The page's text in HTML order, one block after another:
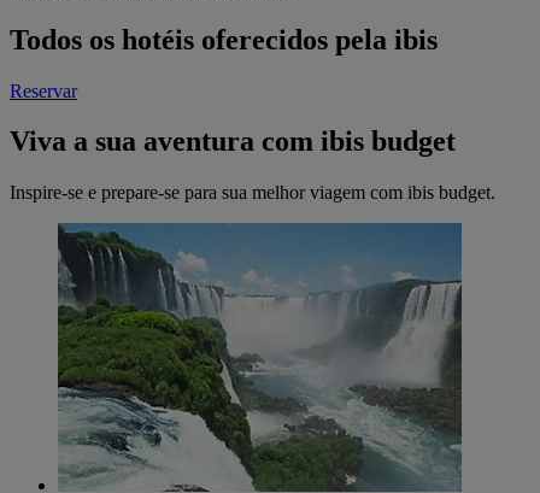
Todos os hotéis oferecidos pela ibis
Reservar
Viva a sua aventura com ibis budget
Inspire-se e prepare-se para sua melhor viagem com ibis budget.